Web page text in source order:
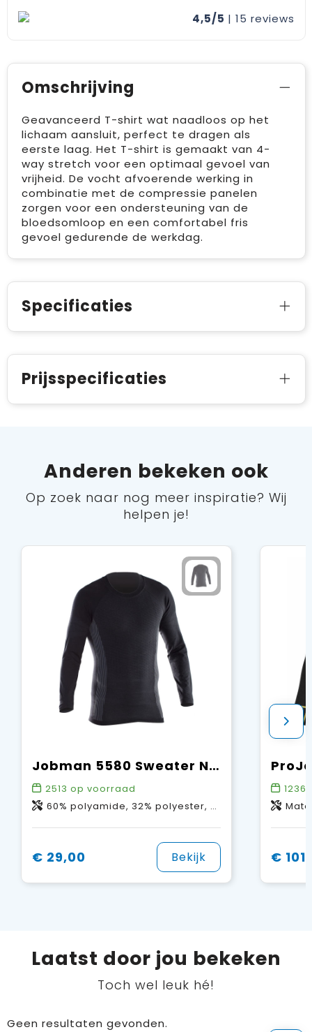
4,5/5 | 15 reviews
Omschrijving
Geavanceerd T-shirt wat naadloos op het
lichaam aansluit, perfect te dragen als
eerste laag. Het T-shirt is gemaakt van 4-
way stretch voor een optimaal gevoel van
vrijheid. De vocht afvoerende werking in
combinatie met de compressie panelen
zorgen voor een ondersteuning van de
bloedsomloop en een comfortabel fris
gevoel gedurende de werkdag.
Specificaties
Prijsspecificaties
Anderen bekeken ook
Op zoek naar nog meer inspiratie? Wij
helpen je!
Jobman 5580 Sweater Next To Skin
2513 op voorraad
60% polyamide, 32% polyester, 8% elastaan
€ 29,00 Bekijk
1236
Materiaal
€
Laatst door jou bekeken
Toch wel leuk hé!
Geen resultaten gevonden.